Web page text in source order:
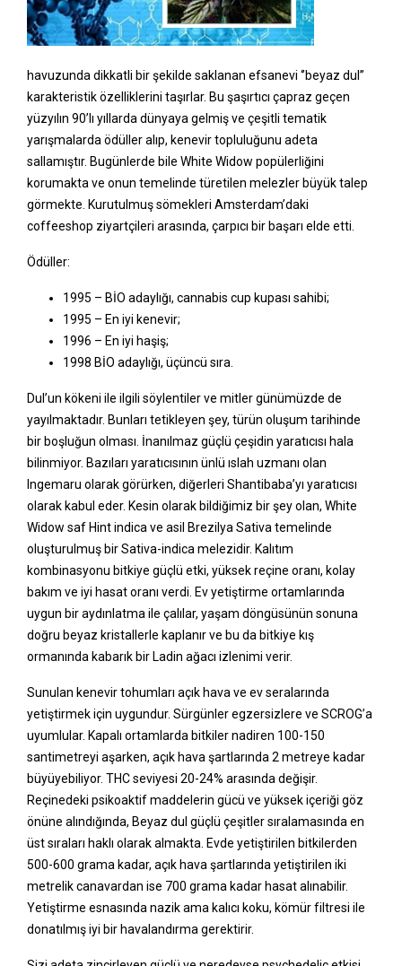
havuzunda dikkatli bir şekilde saklanan efsanevi ‘’beyaz dul’’
karakteristik özelliklerini taşırlar. Bu şaşırtıcı çapraz geçen
yüzyılın 90’lı yıllarda dünyaya gelmiş ve çeşitli tematik
yarışmalarda ödüller alıp, kenevir topluluğunu adeta
sallamıştır. Bugünlerde bile White Widow popülerliğini
korumakta ve onun temelinde türetilen melezler büyük talep
görmekte. Kurutulmuş sömekleri Amsterdam’daki
coffeeshop ziyartçileri arasında, çarpıcı bir başarı elde etti.
Ödüller:
1995 – BİO adaylığı, cannabis cup kupası sahibi;
1995 – En iyi kenevir;
1996 – En iyi haşiş;
1998 BİO adaylığı, üçüncü sıra.
Dul’un kökeni ile ilgili söylentiler ve mitler günümüzde de
yayılmaktadır. Bunları tetikleyen şey, türün oluşum tarihinde
bir boşluğun olması. İnanılmaz güçlü çeşidin yaratıcısı hala
bilinmiyor. Bazıları yaratıcısının ünlü ıslah uzmanı olan
Ingemaru olarak görürken, diğerleri Shantibaba’yı yaratıcısı
olarak kabul eder. Kesin olarak bildiğimiz bir şey olan, White
Widow saf Hint indica ve asil Brezilya Sativa temelinde
oluşturulmuş bir Sativa-indica melezidir. Kalıtım
kombinasyonu bitkiye güçlü etki, yüksek reçine oranı, kolay
bakım ve iyi hasat oranı verdi. Ev yetiştirme ortamlarında
uygun bir aydınlatma ile çalılar, yaşam döngüsünün sonuna
doğru beyaz kristallerle kaplanır ve bu da bitkiye kış
ormanında kabarık bir Ladin ağacı izlenimi verir.
Sunulan kenevir tohumları açık hava ve ev seralarında
yetiştirmek için uygundur. Sürgünler egzersizlere ve SCROG’a
uyumlular. Kapalı ortamlarda bitkiler nadiren 100-150
santimetreyi aşarken, açık hava şartlarında 2 metreye kadar
büyüyebiliyor. THC seviyesi 20-24% arasında değişir.
Reçinedeki psikoaktif maddelerin gücü ve yüksek içeriği göz
önüne alındığında, Beyaz dul güçlü çeşitler sıralamasında en
üst sıraları haklı olarak almakta. Evde yetiştirilen bitkilerden
500-600 grama kadar, açık hava şartlarında yetiştirilen iki
metrelik canavardan ise 700 grama kadar hasat alınabilir.
Yetiştirme esnasında nazik ama kalıcı koku, kömür filtresi ile
donatılmış iyi bir havalandırma gerektirir.